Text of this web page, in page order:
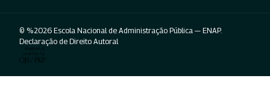
© %2026 Escola Nacional de Administração Pública — ENAP.
Declaração de Direito Autoral